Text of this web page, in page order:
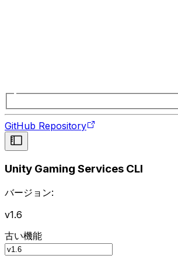
GitHub Repository
Unity Gaming Services CLI
バージョン:
v1.6
古い機能